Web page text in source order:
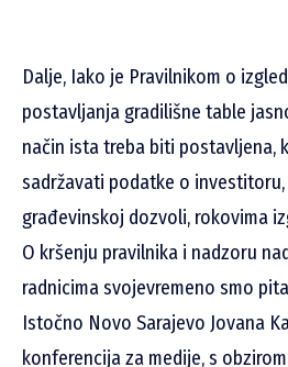
Dalje, Iako je Pravilnikom o
postavljanja gradilišne table
način ista treba biti postavljena,
sadržavati podatke o
građevinskoj dozvoli, rokovima
O kršenju pravilnika i nadzoru
radnicima svojevremeno smo
Istočno Novo Sarajevo Jovana
konferencija za medije, s